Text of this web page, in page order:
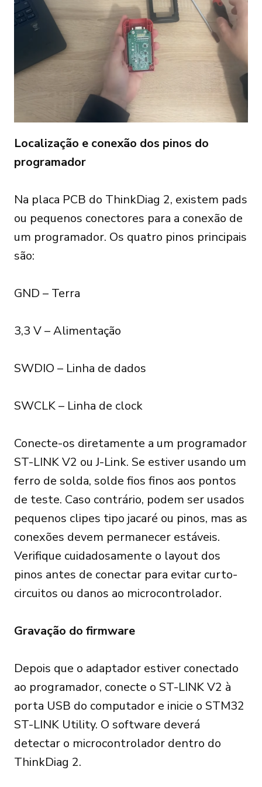
Localização e conexão dos pinos do
programador
Na placa PCB do ThinkDiag 2, existem pads
ou pequenos conectores para a conexão de
um programador. Os quatro pinos principais
são:
GND – Terra
3,3 V – Alimentação
SWDIO – Linha de dados
SWCLK – Linha de clock
Conecte-os diretamente a um programador
ST-LINK V2 ou J-Link. Se estiver usando um
ferro de solda, solde fios finos aos pontos
de teste. Caso contrário, podem ser usados
pequenos clipes tipo jacaré ou pinos, mas as
conexões devem permanecer estáveis.
Verifique cuidadosamente o layout dos
pinos antes de conectar para evitar curto-
circuitos ou danos ao microcontrolador.
Gravação do firmware
Depois que o adaptador estiver conectado
ao programador, conecte o ST-LINK V2 à
porta USB do computador e inicie o STM32
ST-LINK Utility. O software deverá
detectar o microcontrolador dentro do
ThinkDiag 2.